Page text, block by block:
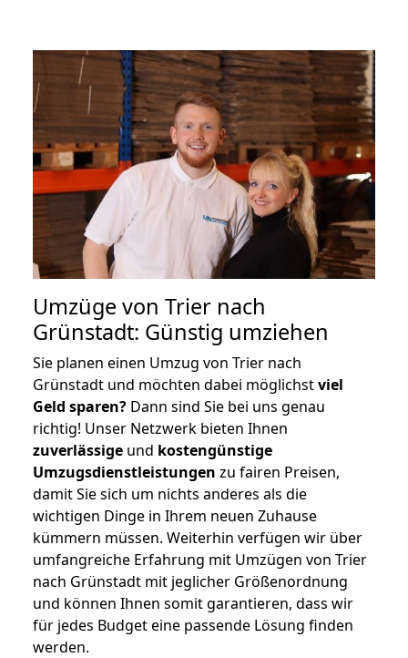
Umzüge von Trier nach
Grünstadt: Günstig umziehen
Sie planen einen Umzug von Trier nach
Grünstadt und möchten dabei möglichstviel
Geld sparen? Dann sind Sie bei uns genau
richtig! Unser Netzwerk bieten Ihnen
zuverlässige und kostengünstige
Umzugsdienstleistungen zu fairen Preisen,
damit Sie sich um nichts anderes als die
wichtigen Dinge in Ihrem neuen Zuhause
kümmern müssen. Weiterhin verfügen wir über
umfangreiche Erfahrung mit Umzügen von Trier
nach Grünstadt mit jeglicher Größenordnung
und können Ihnen somit garantieren, dass wir
für jedes Budget eine passende Lösung finden
werden.